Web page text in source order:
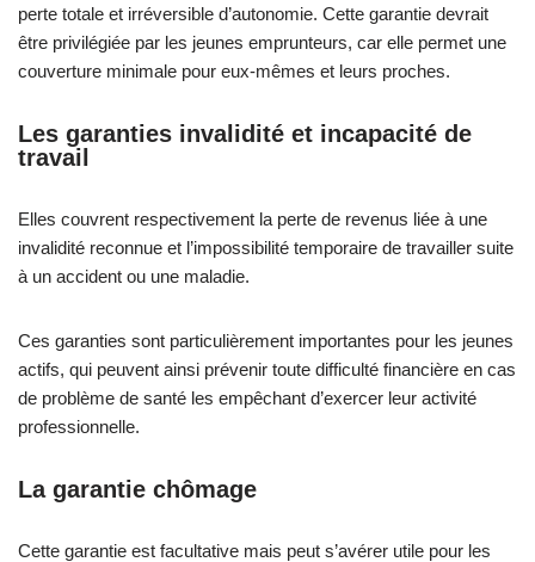
perte totale et irréversible d’autonomie. Cette garantie devrait
être privilégiée par les jeunes emprunteurs, car elle permet une
couverture minimale pour eux-mêmes et leurs proches.
Les garanties invalidité et incapacité de
travail
Elles couvrent respectivement la perte de revenus liée à une
invalidité reconnue et l’impossibilité temporaire de travailler suite
à un accident ou une maladie.
Ces garanties sont particulièrement importantes pour les jeunes
actifs, qui peuvent ainsi prévenir toute difficulté financière en cas
de problème de santé les empêchant d’exercer leur activité
professionnelle.
La garantie chômage
Cette garantie est facultative mais peut s’avérer utile pour les